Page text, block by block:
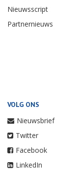
Nieuwsscript
Partnernieuws
VOLG ONS
Nieuwsbrief
Twitter
Facebook
LinkedIn